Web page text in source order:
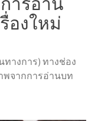
องใหม่
ทางการ) ทางช่อง
พจากการอ่านบท